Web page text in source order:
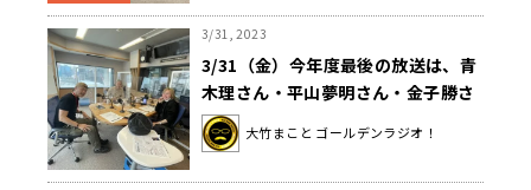
3/31, 2023
3/31（金）今年度最後の放送は、青
木理さん・平山夢明さん・金子勝さ
んとお送りしました！
大竹まこと ゴールデンラジオ！